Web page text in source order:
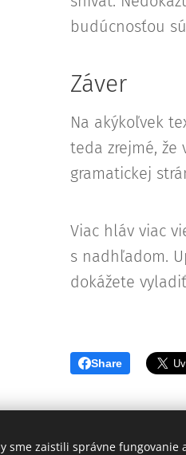
budúcnosťou
Záver
Na akýkoľvek
teda zrejmé, že
gramatickej
Viac hláv viac
s nadhľadom.
dokážete
Share
sme zaistili správne fungovanie